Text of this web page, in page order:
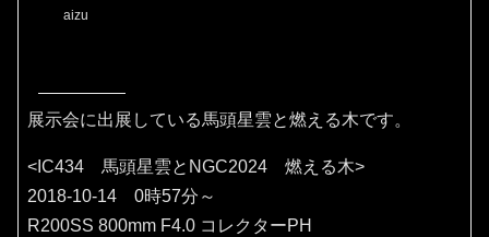
aizu
展示会に出展している馬頭星雲と燃える木です。
<IC434 馬頭星雲とNGC2024 燃える木>
2018-10-14 0時57分～
R200SS 800mm F4.0 コレクターPH